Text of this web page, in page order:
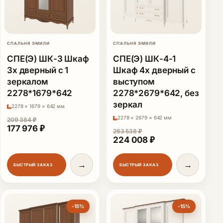
СПАЛЬНЯ ЭМИЛИ
СПЕ(Э) ШК-3 Шкаф
3х дверный с 1
зеркалом
2278*1679*642
2278 × 1679 × 642 мм
209 384₽
Первоначальная цена составляла 209 384 ₽.
177 976 ₽Текущая цена: 177 976 ₽.
БЫСТРЫЙ ЗАКАЗ →
СПАЛЬНЯ ЭМИЛИ
СПЕ(Э) ШК-4-1
Шкаф 4х дверный с
выступом
2278*2679*642, без
зеркал
2278 × 2679 × 642 мм
263 538₽
Первоначальная цена
224 008 ₽Текущая цена:
БЫСТРЫЙ ЗАКАЗ →
-15% -15%